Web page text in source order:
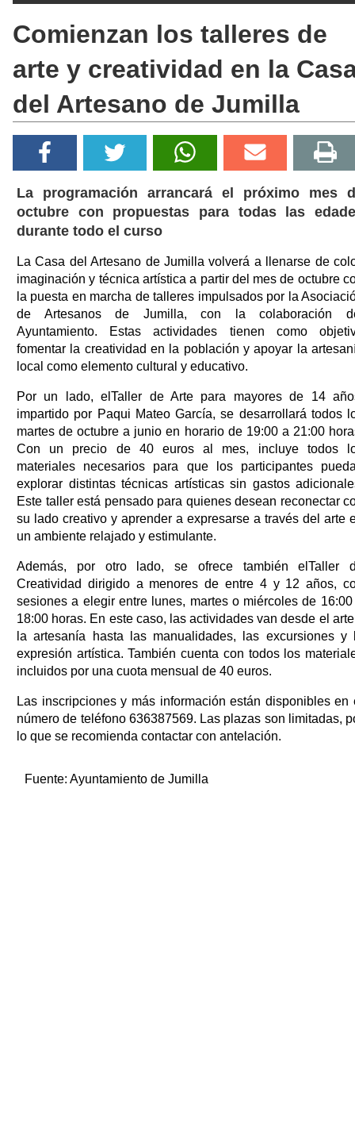
Comienzan los talleres de
arte y creatividad en la
del Artesano de Jumilla
La programación arrancará el próximo mes
octubre con propuestas para todas las
durante todo el curso
La Casa del Artesano de Jumilla volverá a llenarse de
imaginación y técnica artística a partir del mes de octubre
la puesta en marcha de talleres impulsados por la
de Artesanos de Jumilla, con la colaboración
Ayuntamiento. Estas actividades tienen como
fomentar la creatividad en la población y apoyar la
local como elemento cultural y educativo.
Por un lado, elTaller de Arte para mayores de 14
impartido por Paqui Mateo García, se desarrollará todos
martes de octubre a junio en horario de 19:00 a 21:00
Con un precio de 40 euros al mes, incluye todos
materiales necesarios para que los participantes
explorar distintas técnicas artísticas sin gastos
Este taller está pensado para quienes desean reconectar
su lado creativo y aprender a expresarse a través del arte
un ambiente relajado y estimulante.
Además, por otro lado, se ofrece también elTaller
Creatividad dirigido a menores de entre 4 y 12 años,
sesiones a elegir entre lunes, martes o miércoles de
18:00 horas. En este caso, las actividades van desde el
la artesanía hasta las manualidades, las excursiones y
expresión artística. También cuenta con todos los
incluidos por una cuota mensual de 40 euros.
Las inscripciones y más información están disponibles en
número de teléfono 636387569. Las plazas son limitadas,
lo que se recomienda contactar con antelación.
Fuente: Ayuntamiento de Jumilla